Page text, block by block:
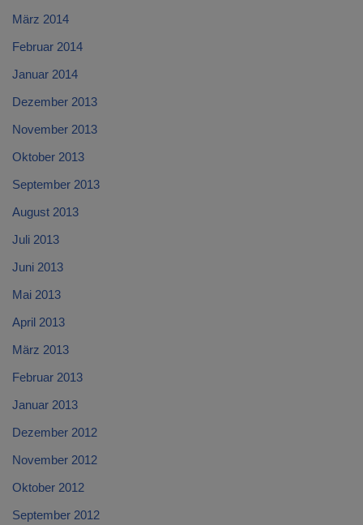
März 2014
Februar 2014
Januar 2014
Dezember 2013
November 2013
Oktober 2013
September 2013
August 2013
Juli 2013
Juni 2013
Mai 2013
April 2013
März 2013
Februar 2013
Januar 2013
Dezember 2012
November 2012
Oktober 2012
September 2012